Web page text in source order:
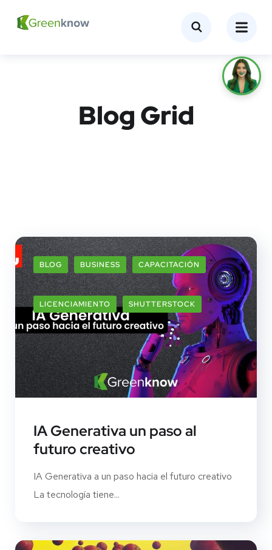
Blog Grid
BLOG BUSINESS CAPACITACIÓN
LICENCIAMIENTO SHUTTERSTOCK
IA Generativa un paso al
futuro creativo
IA Generativa a un paso hacia el futuro creativo
La tecnología tiene...